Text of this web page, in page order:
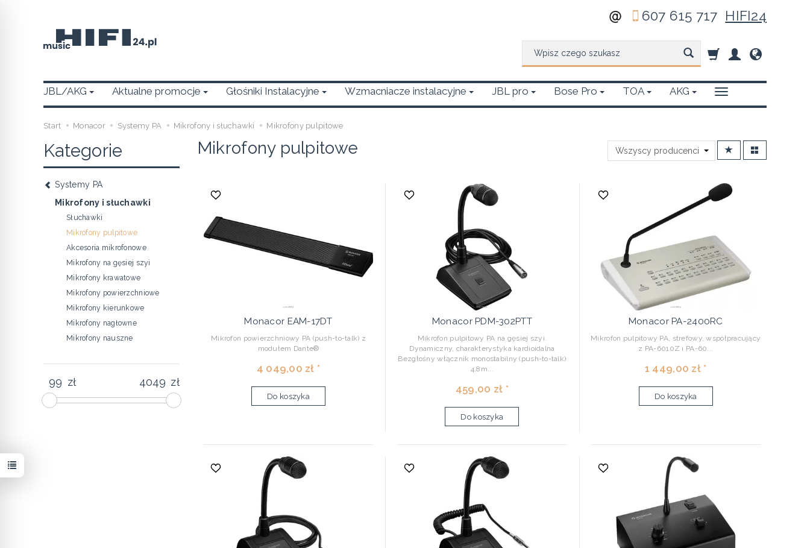
607 615 717 HIFI24
JBL/AKG Aktualne promocje Głośniki Instalacyjne Wzmacniacze instalacyjne JBL pro Bose Pro TOA AKG
Start Monacor Systemy PA Mikrofony i słuchawki Mikrofony pulpitowe
Mikrofony pulpitowe
Monacor EAM-17DT
Mikrofon powierzchniowy PA (push-to-talk) z
modułem Dante®
4 049,00 zł *
Do koszyka
Monacor PDM-302PTT
Mikrofon pulpitowy PA na gęsiej szyi.
Dynamiczny, charakterystyka kardioidalna
Bezgłośny włącznik monostabilny (push-to-talk)
4.8m...
459,00 zł *
Do koszyka
Monacor PA-2400RC
Mikrofon pulpitowy PA, strefowy, współpracujący
z PA-6010Z i PA-60...
1 449,00 zł *
Do koszyka
Kategorie
Systemy PA
Mikrofony i słuchawki
Słuchawki
Mikrofony pulpitowe
Akcesoria mikrofonowe
Mikrofony na gęsiej szyi
Mikrofony krawatowe
Mikrofony powierzchniowe
Mikrofony kierunkowe
Mikrofony nagłowne
Mikrofony nauszne
zł zł